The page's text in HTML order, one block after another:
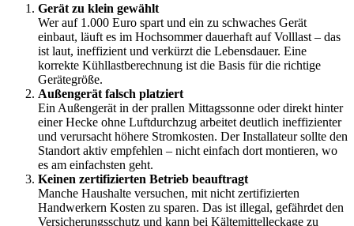
Gerät zu klein gewählt
Wer auf 1.000 Euro spart und ein zu schwaches Gerät
einbaut, läuft es im Hochsommer dauerhaft auf Volllast – das
ist laut, ineffizient und verkürzt die Lebensdauer. Eine
korrekte Kühllastberechnung ist die Basis für die richtige
Gerätegröße.
Außengerät falsch platziert
Ein Außengerät in der prallen Mittagssonne oder direkt hinter
einer Hecke ohne Luftdurchzug arbeitet deutlich ineffizienter
und verursacht höhere Stromkosten. Der Installateur sollte den
Standort aktiv empfehlen – nicht einfach dort montieren, wo
es am einfachsten geht.
Keinen zertifizierten Betrieb beauftragt
Manche Haushalte versuchen, mit nicht zertifizierten
Handwerkern Kosten zu sparen. Das ist illegal, gefährdet den
Versicherungsschutz und kann bei Kältemittelleckage zu